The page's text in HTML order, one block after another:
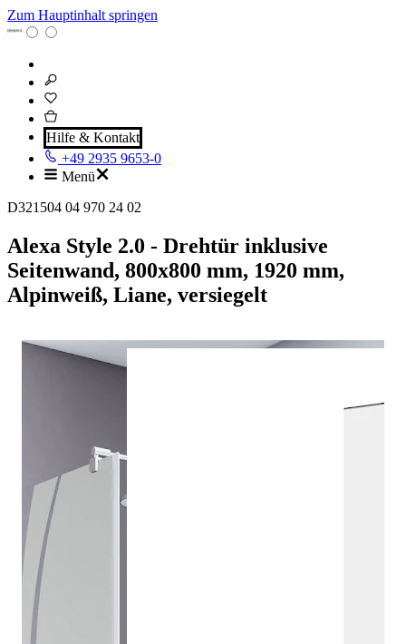
Zum Hauptinhalt springen
Hilfe & Kontakt
+49 2935 9653-0
Menü
D321504 04 970 24 02
Alexa Style 2.0 - Drehtür inklusive
Seitenwand, 800x800 mm, 1920 mm,
Alpinweiß, Liane, versiegelt